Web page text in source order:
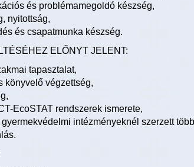
és problémamegoldó készség,
nyitottság,
és csapatmunka készség.
ELŐNYT JELENT:
tapasztalat,
könyvelő végzettség,
EcoSTAT rendszerek ismerete,
intézményeknél szerzett